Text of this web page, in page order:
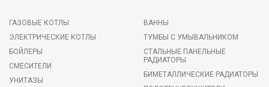
ГАЗОВЫЕ КОТЛЫ
ЭЛЕКТРИЧЕСКИЕ КОТЛЫ
БОЙЛЕРЫ
СМЕСИТЕЛИ
УНИТАЗЫ
ВАННЫ
ТУМБЫ С УМЫВАЛЬНИКОМ
СТАЛЬНЫЕ ПАНЕЛЬНЫЕ
РАДИАТОРЫ
БИМЕТАЛЛИЧЕСКИЕ РАДИАТОРЫ